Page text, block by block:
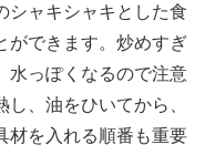
シャキシャキとした食
ができます。炒めすぎ
水っぽくなるので注意
、油をひいてから、
材を入れる順番も重要